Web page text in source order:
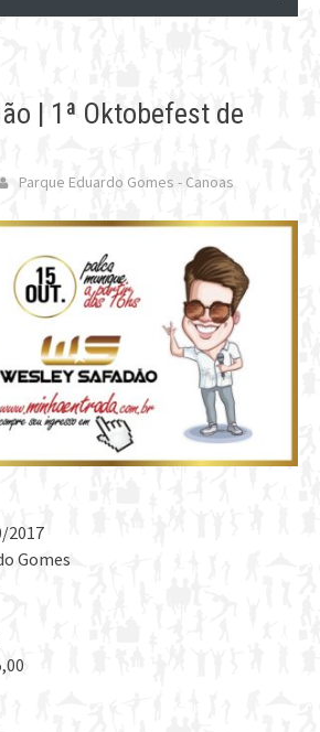
| 1ª Oktobefest de
Parque Eduardo Gomes - Canoas
2017
Gomes